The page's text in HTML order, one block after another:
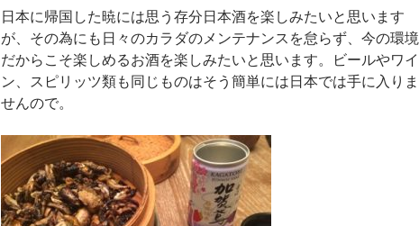
日本に帰国した暁には思う存分日本酒を楽しみたいと思います
が、その為にも日々のカラダのメンテナンスを怠らず、今の環境
だからこそ楽しめるお酒を楽しみたいと思います。ビールやワイ
ン、スピリッツ類も同じものはそう簡単には日本では手に入りま
せんので。